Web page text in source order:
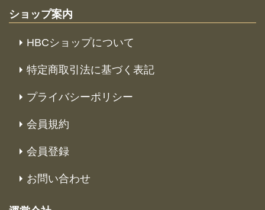
ショップ案内
HBCショップについて
特定商取引法に基づく表記
プライバシーポリシー
会員規約
会員登録
お問い合わせ